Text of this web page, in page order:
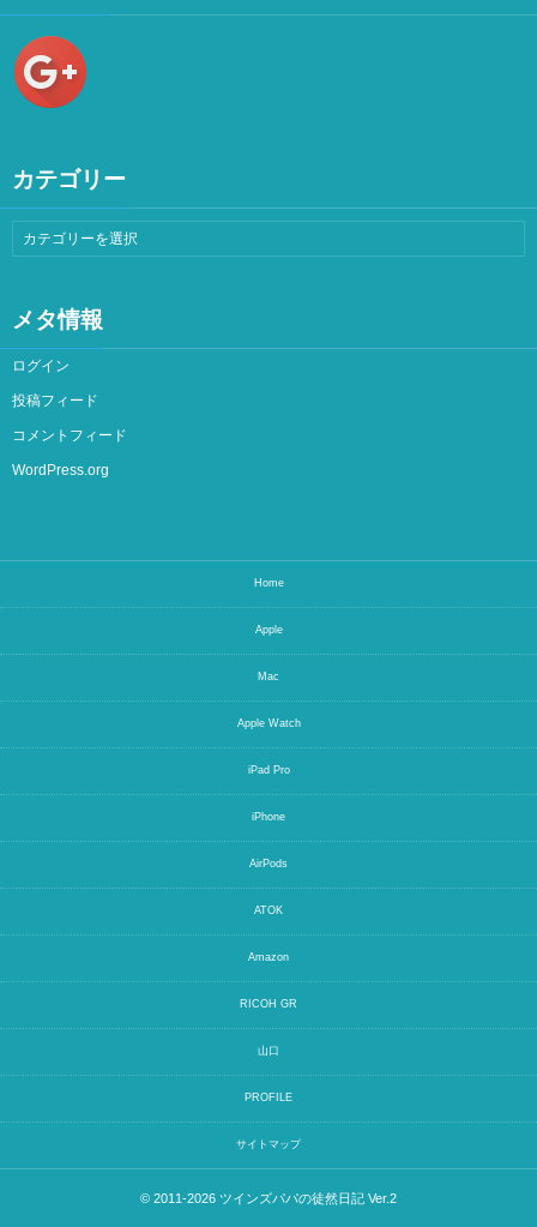
カテゴリー
メタ情報
ログイン
投稿フィード
コメントフィード
WordPress.org
Home
Apple
Mac
Apple Watch
iPad Pro
iPhone
AirPods
ATOK
Amazon
RICOH GR
山口
PROFILE
サイトマップ
© 2011-2026 ツインズパパの徒然日記 Ver.2